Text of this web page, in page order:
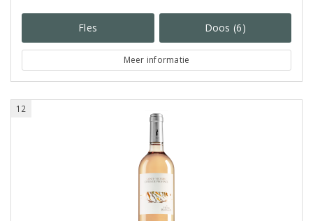
Fles Doos (6)
Meer informatie
12